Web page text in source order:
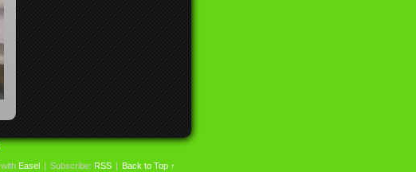
with Easel | Subscribe: RSS | Back to Top ↑